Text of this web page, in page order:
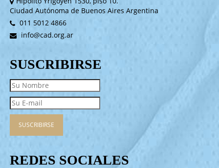
Ciudad Autónoma de Buenos Aires Argentina
011 5012 4866
info@cad.org.ar
SUSCRIBIRSE
REDES SOCIALES